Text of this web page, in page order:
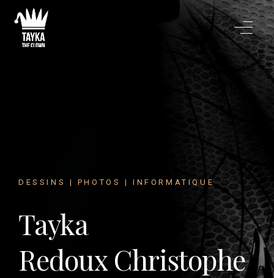
DESSINS | PHOTOS | INFORMATIQUE
Tayka
Redoux Christophe